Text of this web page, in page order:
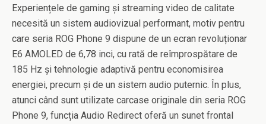
Experiențele de gaming și streaming video de calitate
necesită un sistem audiovizual performant, motiv pentru
care seria ROG Phone 9 dispune de un ecran revoluționar
E6 AMOLED de 6,78 inci, cu rată de reîmprospătare de
185 Hz și tehnologie adaptivă pentru economisirea
energiei, precum și de un sistem audio puternic. În plus,
atunci când sunt utilizate carcase originale din seria ROG
Phone 9, funcția Audio Redirect oferă un sunet frontal